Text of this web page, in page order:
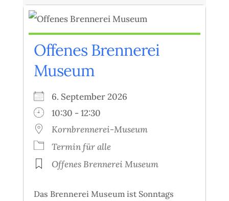
Offenes Brennerei
Museum
6. September 2026
10:30 - 12:30
Kornbrennerei-Museum
Termin für alle
Offenes Brennerei Museum
Das Brennerei Museum ist Sonntags